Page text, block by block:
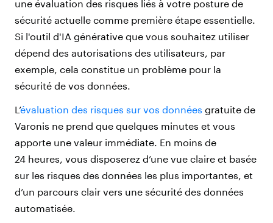
une évaluation des risques liés à votre posture de
sécurité actuelle comme première étape essentielle.
Si l'outil d'IA générative que vous souhaitez utiliser
dépend des autorisations des utilisateurs, par
exemple, cela constitue un problème pour la
sécurité de vos données.
L’évaluation des risques sur vos données gratuite de
Varonis ne prend que quelques minutes et vous
apporte une valeur immédiate. En moins de
24 heures, vous disposerez d’une vue claire et basée
sur les risques des données les plus importantes, et
d’un parcours clair vers une sécurité des données
automatisée.